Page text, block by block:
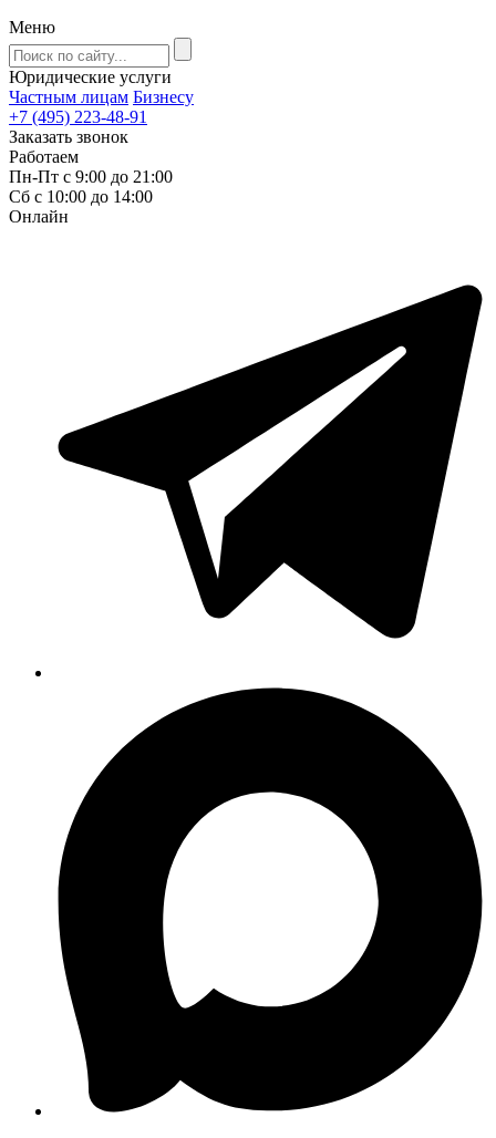
Меню
Юридические услуги
Частным лицам Бизнесу
+7 (495) 223-48-91
Заказать звонок
Работаем
Пн-Пт с 9:00 до 21:00
Сб с 10:00 до 14:00
Онлайн